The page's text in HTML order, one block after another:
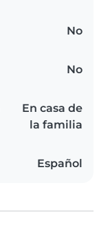
No
No
En casa de
la familia
Español